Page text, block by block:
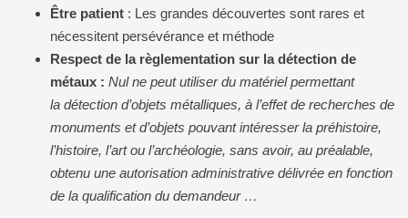
Être patient : Les grandes découvertes sont rares et
nécessitent persévérance et méthode
Respect de la règlementation sur la détection de
métaux : Nul ne peut utiliser du matériel permettant
la détection d’objets métalliques, à l’effet de recherches de
monuments et d’objets pouvant intéresser la préhistoire,
l’histoire, l’art ou l’archéologie, sans avoir, au préalable,
obtenu une autorisation administrative délivrée en fonction
de la qualification du demandeur …